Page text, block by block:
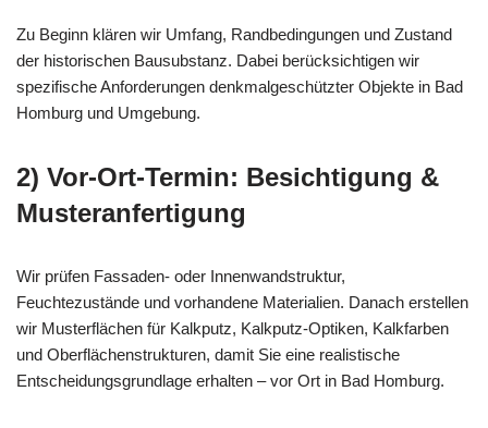
Zu Beginn klären wir Umfang, Randbedingungen und Zustand
der historischen Bausubstanz. Dabei berücksichtigen wir
spezifische Anforderungen denkmalgeschützter Objekte in Bad
Homburg und Umgebung.
2) Vor-Ort-Termin: Besichtigung &
Musteranfertigung
Wir prüfen Fassaden- oder Innenwandstruktur,
Feuchtezustände und vorhandene Materialien. Danach erstellen
wir Musterflächen für Kalkputz, Kalkputz-Optiken, Kalkfarben
und Oberflächenstrukturen, damit Sie eine realistische
Entscheidungsgrundlage erhalten – vor Ort in Bad Homburg.